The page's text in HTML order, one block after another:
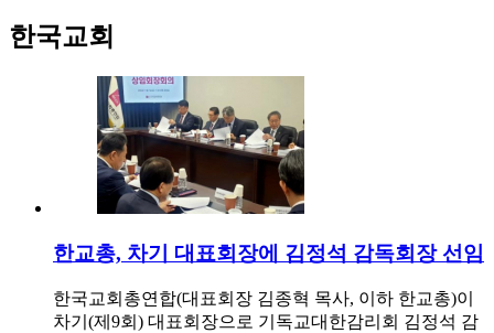
한국교회
한교총, 차기 대표회장에 김정석 감독회장 선임
한국교회총연합(대표회장 김종혁 목사, 이하 한교총)이
차기(제9회) 대표회장으로 기독교대한감리회 김정석 감